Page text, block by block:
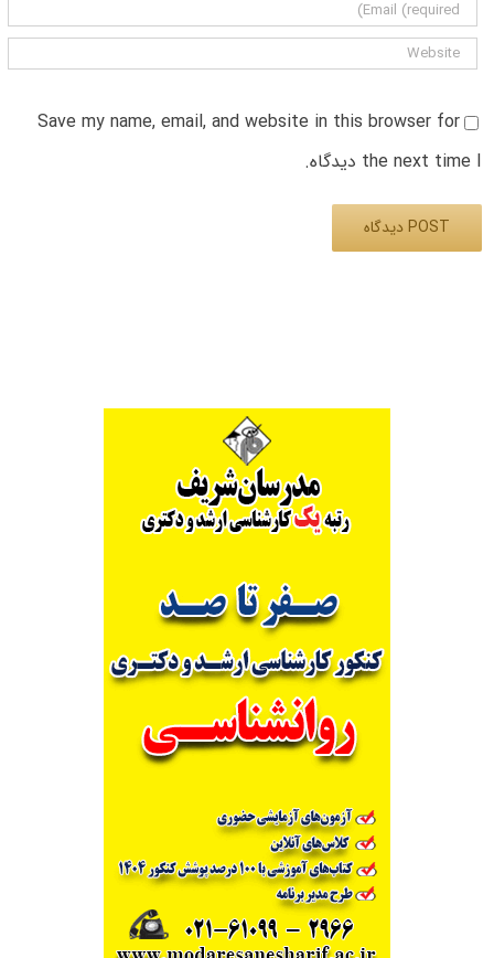
Save my name, email, and website in this browser for
the next time I دیدگاه.